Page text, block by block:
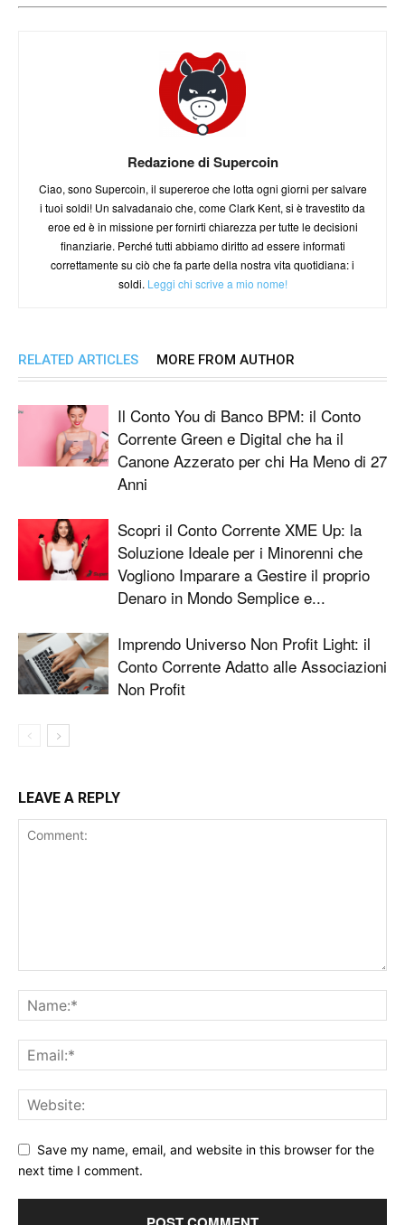
Redazione di Supercoin
Ciao, sono Supercoin, il supereroe che lotta ogni giorni per salvare
i tuoi soldi! Un salvadanaio che, come Clark Kent, si è travestito da
eroe ed è in missione per fornirti chiarezza per tutte le decisioni
finanziarie. Perché tutti abbiamo diritto ad essere informati
correttamente su ciò che fa parte della nostra vita quotidiana: i
soldi. Leggi chi scrive a mio nome!
RELATED ARTICLES MORE FROM AUTHOR
Il Conto You di Banco BPM: il Conto
Corrente Green e Digital che ha il
Canone Azzerato per chi Ha Meno di 27
Anni
Scopri il Conto Corrente XME Up: la
Soluzione Ideale per i Minorenni che
Vogliono Imparare a Gestire il proprio
Denaro in Mondo Semplice e...
Imprendo Universo Non Profit Light: il
Conto Corrente Adatto alle Associazioni
Non Profit
LEAVE A REPLY
Save my name, email, and website in this browser for the
next time I comment.